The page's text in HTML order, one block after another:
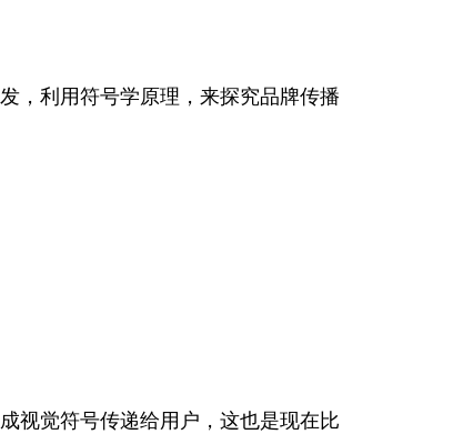
，利用符号学原理，来探究品牌传播
视觉符号传递给用户，这也是现在比